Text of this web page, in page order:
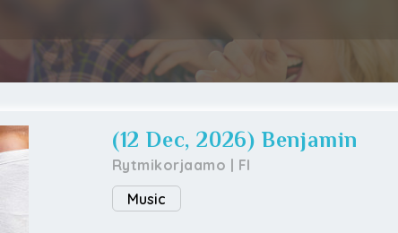
(12 Dec, 2026) Benjamin
Rytmikorjaamo
FI
Music